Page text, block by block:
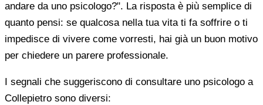
andare da uno psicologo?". La risposta è più semplice di
quanto pensi: se qualcosa nella tua vita ti fa soffrire o ti
impedisce di vivere come vorresti, hai già un buon motivo
per chiedere un parere professionale.
I segnali che suggeriscono di consultare uno psicologo a
Collepietro sono diversi: